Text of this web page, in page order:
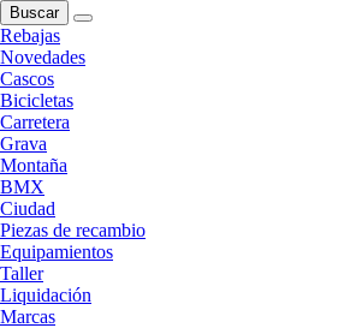
Buscar
Rebajas
Novedades
Cascos
Bicicletas
Carretera
Grava
Montaña
BMX
Ciudad
Piezas de recambio
Equipamientos
Taller
Liquidación
Marcas